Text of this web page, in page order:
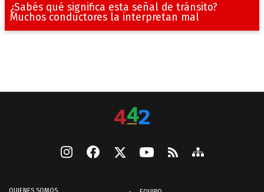
¿Sabés qué significa esta señal de tránsito?
Muchos conductores la interpretan mal